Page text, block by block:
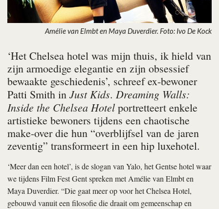
Amélie van Elmbt en Maya Duverdier. Foto: Ivo De Kock
‘Het Chelsea hotel was mijn thuis, ik hield van
zijn armoedige elegantie en zijn obsessief
bewaakte geschiedenis’, schreef ex-bewoner
Patti Smith in Just Kids. Dreaming Walls:
Inside the Chelsea Hotel portretteert enkele
artistieke bewoners tijdens een chaotische
make-over die hun “overblijfsel van de jaren
zeventig” transformeert in een hip luxehotel.
‘Meer dan een hotel’, is de slogan van Yalo, het Gentse hotel waar
we tijdens Film Fest Gent spreken met Amélie van Elmbt en
Maya Duverdier. “Die gaat meer op voor het Chelsea Hotel,
gebouwd vanuit een filosofie die draait om gemeenschap en